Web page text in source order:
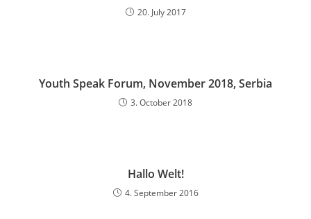
20. July 2017
Youth Speak Forum, November 2018, Serbia
3. October 2018
Hallo Welt!
4. September 2016